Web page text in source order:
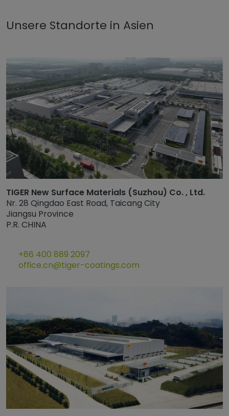
Unsere Standorte in Asien
TIGER New Surface Materials (Suzhou) Co. , Ltd.
Nr. 28 Qingdao East Road, Taicang City
Jiangsu Province
P.R. CHINA
+86 400 889 2097
office.cn@tiger-coatings.com